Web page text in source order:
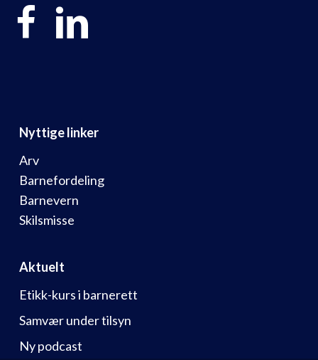
Nyttige linker
Arv
Barnefordeling
Barnevern
Skilsmisse
Aktuelt
Etikk-kurs i barnerett
Samvær under tilsyn
Ny podcast